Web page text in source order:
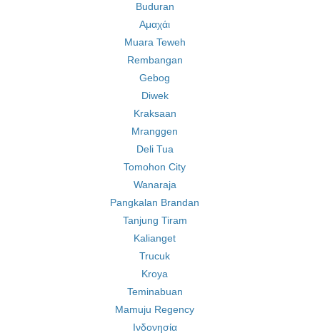
Buduran
Αμαχάι
Muara Teweh
Rembangan
Gebog
Diwek
Kraksaan
Mranggen
Deli Tua
Tomohon City
Wanaraja
Pangkalan Brandan
Tanjung Tiram
Kalianget
Trucuk
Kroya
Teminabuan
Mamuju Regency
Ινδονησία